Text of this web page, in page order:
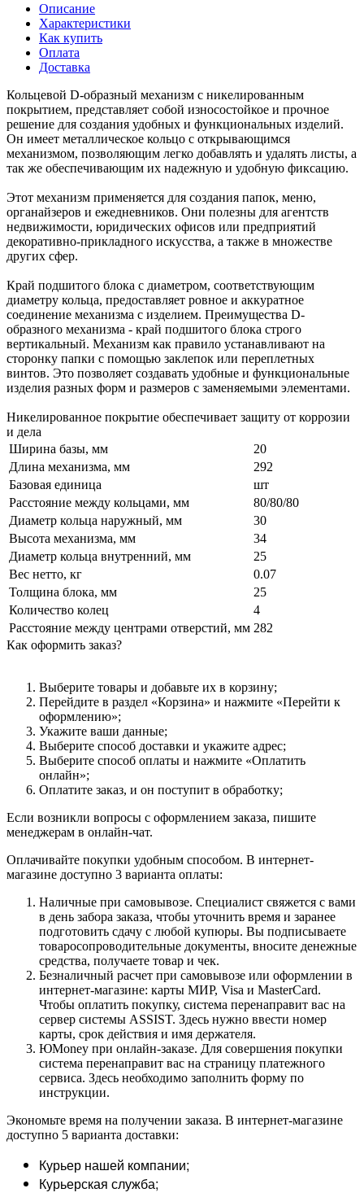
Описание
Характеристики
Как купить
Оплата
Доставка
Кольцевой D-образный механизм с никелированным
покрытием, представляет собой износостойкое и прочное
решение для создания удобных и функциональных изделий.
Он имеет металлическое кольцо с открывающимся
механизмом, позволяющим легко добавлять и удалять листы, а
так же обеспечивающим их надежную и удобную фиксацию.
Этот механизм применяется для создания папок, меню,
органайзеров и ежедневников. Они полезны для агентств
недвижимости, юридических офисов или предприятий
декоративно-прикладного искусства, а также в множестве
других сфер.
Край подшитого блока с диаметром, соответствующим
диаметру кольца, предоставляет ровное и аккуратное
соединение механизма с изделием. Преимущества D-
образного механизма - край подшитого блока строго
вертикальный. Механизм как правило устанавливают на
сторонку папки с помощью заклепок или переплетных
винтов. Это позволяет создавать удобные и функциональные
изделия разных форм и размеров с заменяемыми элементами.
Никелированное покрытие обеспечивает защиту от коррозии
и дела
Ширина базы, мм
20
Длина механизма, мм
292
Базовая единица
шт
Расстояние между кольцами, мм
80/80/80
Диаметр кольца наружный, мм
30
Высота механизма, мм
34
Диаметр кольца внутренний, мм
25
Вес нетто, кг
0.07
Толщина блока, мм
25
Количество колец
4
Расстояние между центрами отверстий, мм 282
Как оформить заказ?
Выберите товары и добавьте их в корзину;
Перейдите в раздел «Корзина» и нажмите «Перейти к
оформлению»;
Укажите ваши данные;
Выберите способ доставки и укажите адрес;
Выберите способ оплаты и нажмите «Оплатить
онлайн»;
Оплатите заказ, и он поступит в обработку;
Если возникли вопросы с оформлением заказа, пишите
менеджерам в онлайн-чат.
Оплачивайте покупки удобным способом. В интернет-
магазине доступно 3 варианта оплаты:
Наличные при самовывозе. Специалист свяжется с вами
в день забора заказа, чтобы уточнить время и заранее
подготовить сдачу с любой купюры. Вы подписываете
товаросопроводительные документы, вносите денежные
средства, получаете товар и чек.
Безналичный расчет при самовывозе или оформлении в
интернет-магазине: карты МИР, Visa и MasterCard.
Чтобы оплатить покупку, система перенаправит вас на
сервер системы ASSIST. Здесь нужно ввести номер
карты, срок действия и имя держателя.
ЮMoney при онлайн-заказе. Для совершения покупки
система перенаправит вас на страницу платежного
сервиса. Здесь необходимо заполнить форму по
инструкции.
Экономьте время на получении заказа. В интернет-магазине
доступно 5 варианта доставки:
Курьер нашей компании;
Курьерская служба;